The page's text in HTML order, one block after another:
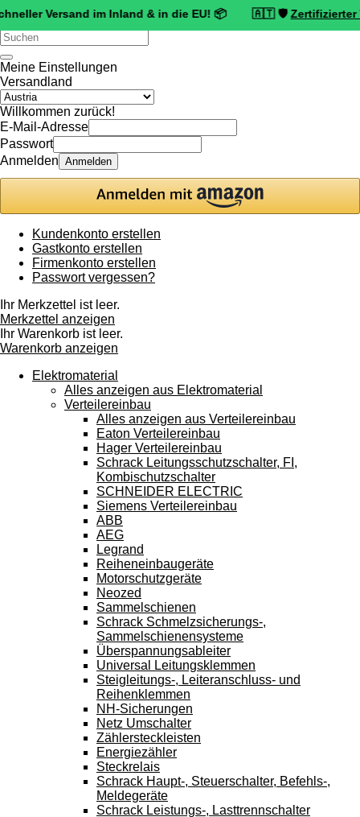
im Inland & in die EU! 📦 🇦🇹 🛡️ Zertifizierter Trusted
Verwende
die
oben
und
unten,
um
das
Ergebnis
auszuwählen.
Eingabetaste,
zum
ausgewählten
können
Touch-
und
Streichgesten
verwenden.
Meine Einstellungen
Versandland
Willkommen zurück!
E-Mail-Adresse
Passwort
Anmelden Anmelden
Kundenkonto erstellen
Gastkonto erstellen
Firmenkonto erstellen
Passwort vergessen?
Ihr Merkzettel ist leer.
Merkzettel anzeigen
Ihr Warenkorb ist leer.
Warenkorb anzeigen
Elektromaterial
Alles anzeigen aus Elektromaterial
Verteilereinbau
Alles anzeigen aus Verteilereinbau
Eaton Verteilereinbau
Hager Verteilereinbau
Schrack Leitungsschutzschalter, FI,
Kombischutzschalter
SCHNEIDER ELECTRIC
Siemens Verteilereinbau
ABB
AEG
Legrand
Reiheneinbaugeräte
Motorschutzgeräte
Neozed
Sammelschienen
Schrack Schmelzsicherungs-,
Sammelschienensysteme
Überspannungsableiter
Universal Leitungsklemmen
Steigleitungs-, Leiteranschluss- und
Reihenklemmen
NH-Sicherungen
Netz Umschalter
Zählersteckleisten
Energiezähler
Steckrelais
Schrack Haupt-, Steuerschalter, Befehls-,
Meldegeräte
Schrack Leistungs-, Lasttrennschalter